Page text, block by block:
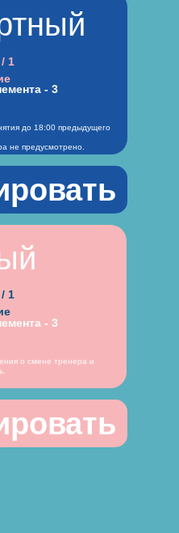
до 18:00 предыдущего
не предусмотрено.
- 3
1
о смене тренера и
- 3
1